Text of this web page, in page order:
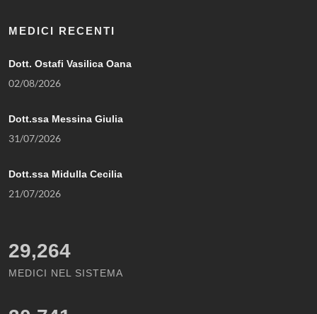
MEDICI RECENTI
Dott. Ostafi Vasilica Oana
02/08/2026
Dott.ssa Messina Giulia
31/07/2026
Dott.ssa Midulla Cecilia
21/07/2026
29,264
MEDICI NEL SISTEMA